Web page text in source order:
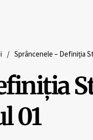
/ Sprâncenele – Definiția
01